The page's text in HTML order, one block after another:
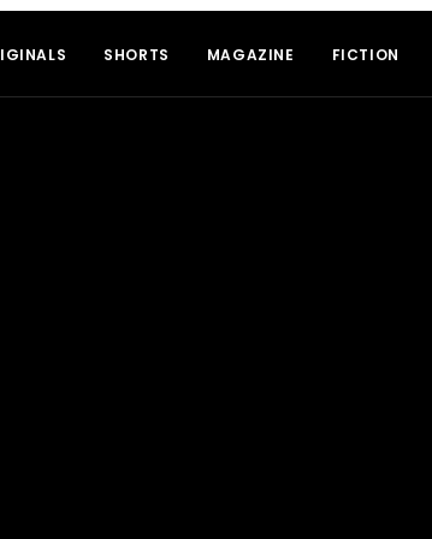
SHORTS MAGAZINE FICTION